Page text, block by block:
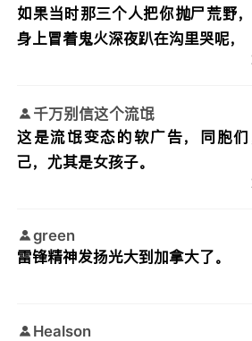
如果当时那三个人把你抛尸荒野
身上冒着鬼火深夜趴在沟里哭呢，
千万别信这个流氓
这是流氓变态的软广告，同胞
己，尤其是女孩子。
green
雷锋精神发扬光大到加拿大了。
Healson